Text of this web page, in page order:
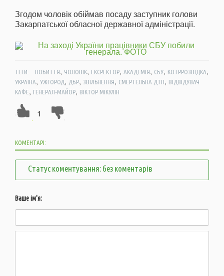
Згодом чоловік обіймав посаду заступник голови
Закарпатської обласної державної адміністрації.
ТЕГИ: ПОБИТТЯ, ЧОЛОВІК, ЕКСРЕКТОР, АКАДЕМІЯ, СБУ, КОТРРОЗВІДКА,
УКРАЇНА, УЖГОРОД, ДБР, ЗВІЛЬНЕННЯ, СМЕРТЕЛЬНА ДТП, ВІДВІДУВАЧ
КАФЕ, ГЕНЕРАЛ-МАЙОР, ВІКТОР МІКУЛІН
1
КОМЕНТАРІ:
Статус коментування: без коментарів
Ваше ім'я: